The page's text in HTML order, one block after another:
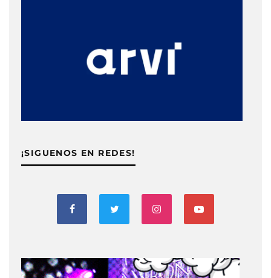
¡SIGUENOS EN REDES!